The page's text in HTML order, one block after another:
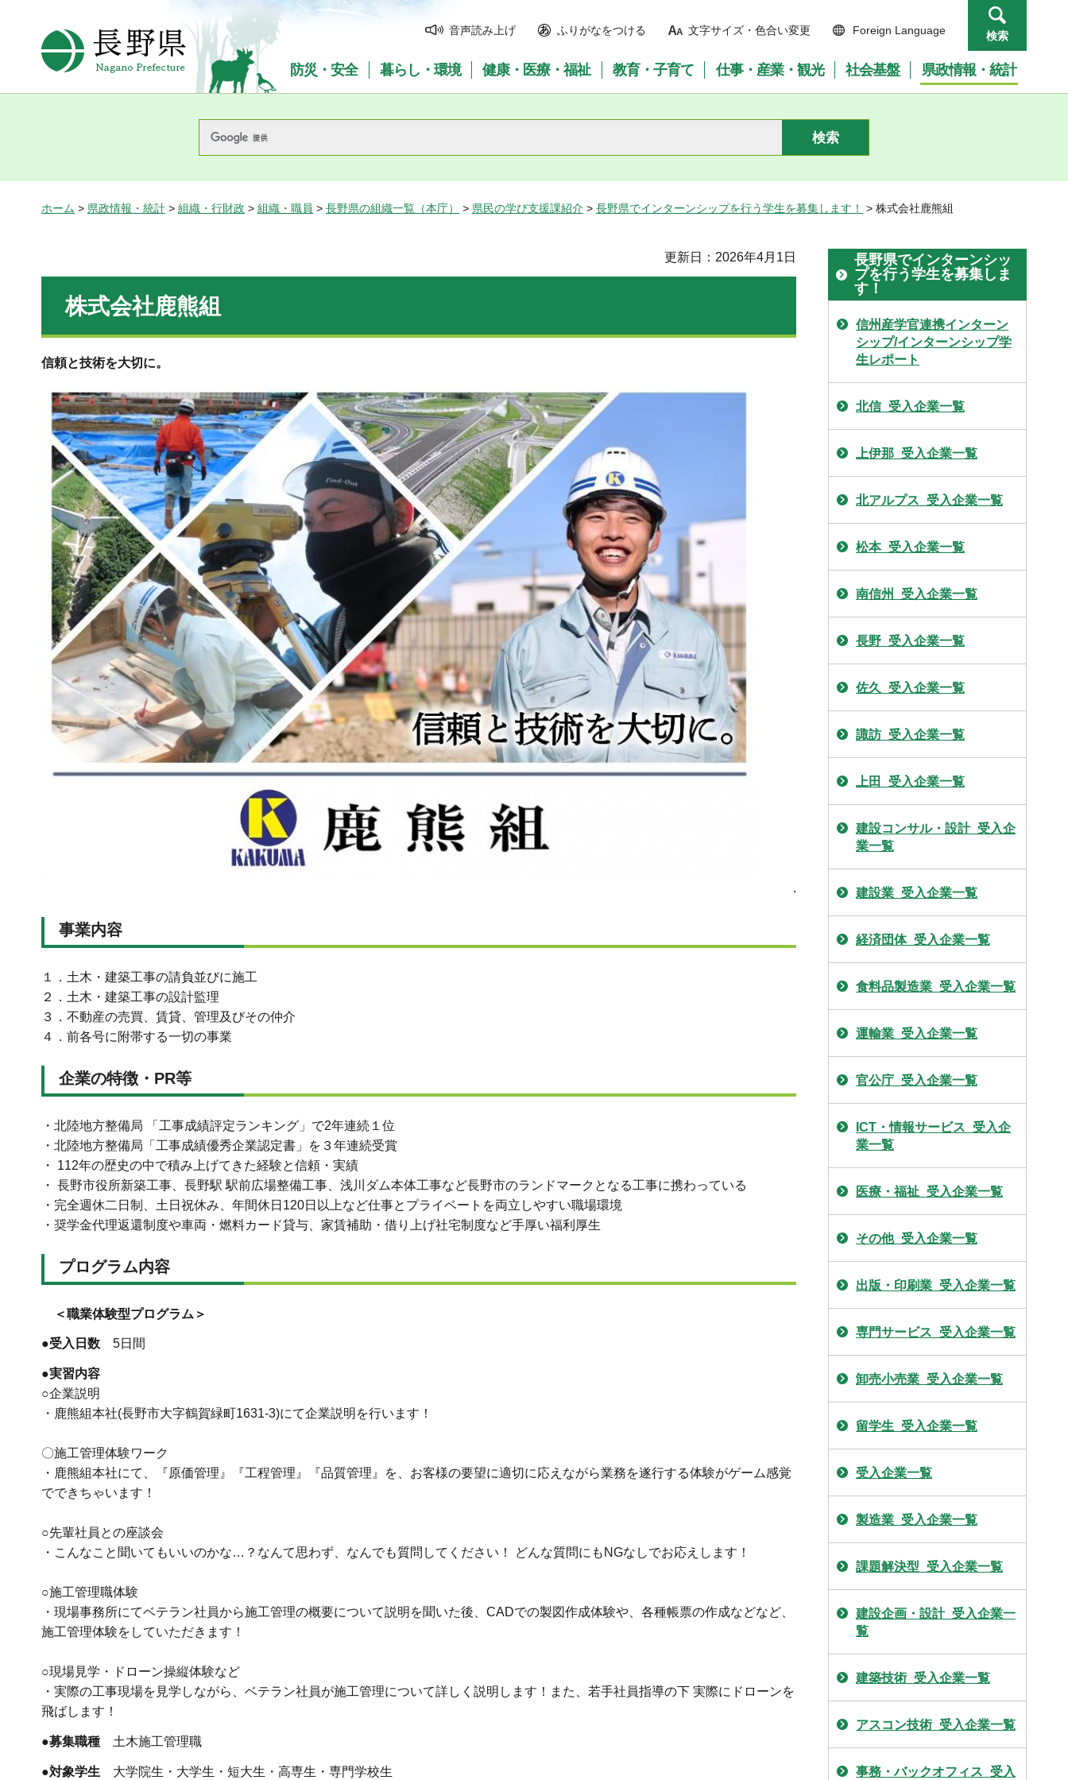
長野県Nagano Prefecture
音声読み上げ ふりがなをつける 文字サイズ・色合い変更 Foreign Language 検索
防災・安全 暮らし・環境 健康・医療・福祉 教育・子育て 仕事・産業・観光 社会基盤 県政情報・統計
ホーム > 県政情報・統計 > 組織・行財政 > 組織・職員 > 長野県の組織一覧（本庁） > 県民の学び支援課紹介 > 長野県でインターンシップを行う学生を募集します！ > 株式会社鹿熊組
更新日：2026年4月1日
株式会社鹿熊組
信頼と技術を大切に。
.
事業内容
１．土木・建築工事の請負並びに施工
２．土木・建築工事の設計監理
３．不動産の売買、賃貸、管理及びその仲介
４．前各号に附帯する一切の事業
企業の特徴・PR等
・北陸地方整備局 「工事成績評定ランキング」で2年連続１位
・北陸地方整備局「工事成績優秀企業認定書」を３年連続受賞
・ 112年の歴史の中で積み上げてきた経験と信頼・実績
・ 長野市役所新築工事、長野駅 駅前広場整備工事、浅川ダム本体工事など長野市のランドマークとなる工事に携わっている
・完全週休二日制、土日祝休み、年間休日120日以上など仕事とプライベートを両立しやすい職場環境
・奨学金代理返還制度や車両・燃料カード貸与、家賃補助・借り上げ社宅制度など手厚い福利厚生
プログラム内容
＜職業体験型プログラム＞
●受入日数 5日間
●実習内容
○企業説明
・鹿熊組本社(長野市大字鶴賀緑町1631-3)にて企業説明を行います！
〇施工管理体験ワーク
・鹿熊組本社にて、『原価管理』『工程管理』『品質管理』を、お客様の要望に適切に応えながら業務を遂行する体験がゲーム感覚
でできちゃいます！
○先輩社員との座談会
・こんなこと聞いてもいいのかな…？なんて思わず、なんでも質問してください！ どんな質問にもNGなしでお応えします！
○施工管理職体験
・現場事務所にてベテラン社員から施工管理の概要について説明を聞いた後、CADでの製図作成体験や、各種帳票の作成などなど、
施工管理体験をしていただきます！
○現場見学・ドローン操縦体験など
・実際の工事現場を見学しながら、ベテラン社員が施工管理について詳しく説明します！また、若手社員指導の下 実際にドローンを
飛ばします！
●募集職種 土木施工管理職
●対象学生 大学院生・大学生・短大生・高専生・専門学校生
長野県でインターンシッ
プを行う学生を募集しま
す！
信州産学官連携インターン
シップ/インターンシップ学
生レポート
北信_受入企業一覧
上伊那_受入企業一覧
北アルプス_受入企業一覧
松本_受入企業一覧
南信州_受入企業一覧
長野_受入企業一覧
佐久_受入企業一覧
諏訪_受入企業一覧
上田_受入企業一覧
建設コンサル・設計_受入企
業一覧
建設業_受入企業一覧
経済団体_受入企業一覧
食料品製造業_受入企業一覧
運輸業_受入企業一覧
官公庁_受入企業一覧
ICT・情報サービス_受入企
業一覧
医療・福祉_受入企業一覧
その他_受入企業一覧
出版・印刷業_受入企業一覧
専門サービス_受入企業一覧
卸売小売業_受入企業一覧
留学生_受入企業一覧
受入企業一覧
製造業_受入企業一覧
課題解決型_受入企業一覧
建設企画・設計_受入企業一
覧
建築技術_受入企業一覧
アスコン技術_受入企業一覧
事務・バックオフィス_受入